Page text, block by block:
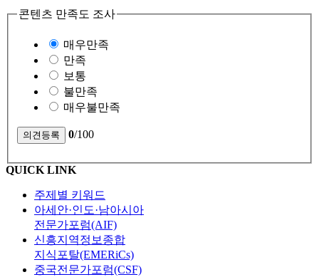
콘텐츠 만족도 조사
매우만족
만족
보통
불만족
매우불만족
0/100
QUICK LINK
주제별 키워드
아세안·인도·남아시아
전문가포럼(AIF)
신흥지역정보종합
지식포탈(EMERiCs)
중국전문가포럼(CSF)